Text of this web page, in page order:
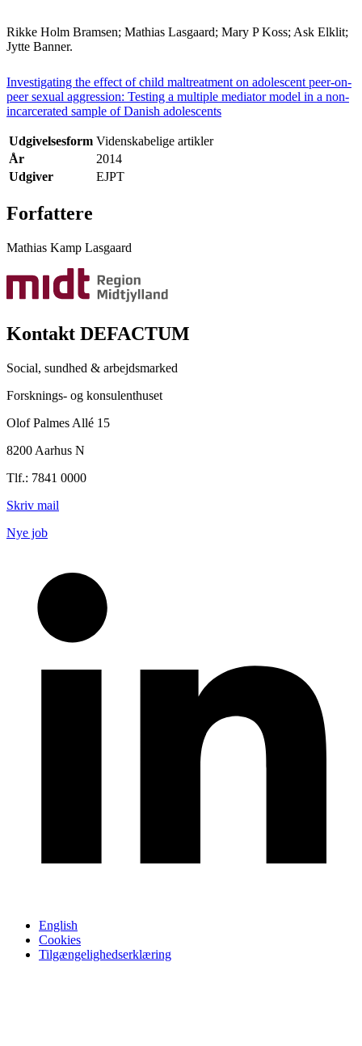
Rikke Holm Bramsen; Mathias Lasgaard; Mary P Koss; Ask Elklit;
Jytte Banner.
Investigating the effect of child maltreatment on adolescent peer-on-
peer sexual aggression: Testing a multiple mediator model in a non-
incarcerated sample of Danish adolescents
Udgivelsesform Videnskabelige artikler
År
2014
Udgiver
EJPT
Forfattere
Mathias Kamp Lasgaard
Kontakt DEFACTUM
Social, sundhed & arbejdsmarked
Forsknings- og konsulenthuset
Olof Palmes Allé 15
8200 Aarhus N
Tlf.: 7841 0000
Skriv mail
Nye job
English
Cookies
Tilgængelighedserklæring